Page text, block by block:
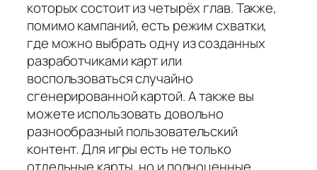
которых состоит из четырёх глав. Также,
помимо кампаний, есть режим схватки,
где можно выбрать одну из созданных
разработчиками карт или
воспользоваться случайно
сгенерированной картой. А также вы
можете использовать довольно
разнообразный пользовательский
контент. Для игры есть не только